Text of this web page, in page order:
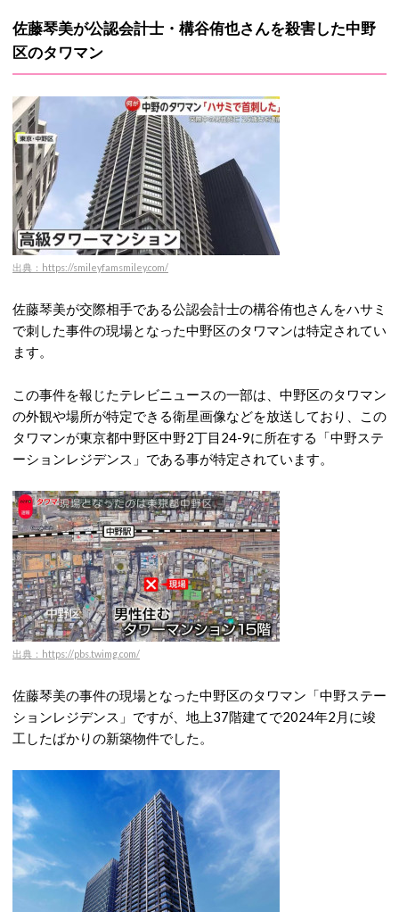
佐藤琴美が公認会計士・構谷侑也さんを殺害した中野
区のタワマン
出典：https://smileyfamsmiley.com/
佐藤琴美が交際相手である公認会計士の構谷侑也さんをハサミ
で刺した事件の現場となった中野区のタワマンは特定されてい
ます。
この事件を報じたテレビニュースの一部は、中野区のタワマン
の外観や場所が特定できる衛星画像などを放送しており、この
タワマンが東京都中野区中野2丁目24-9に所在する「中野ステ
ーションレジデンス」である事が特定されています。
出典：https://pbs.twimg.com/
佐藤琴美の事件の現場となった中野区のタワマン「中野ステー
ションレジデンス」ですが、地上37階建てで2024年2月に竣
工したばかりの新築物件でした。